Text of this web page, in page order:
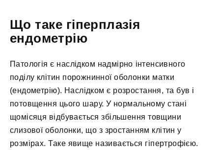
Що таке гіперплазія
ендометрію
Патологія є наслідком надмірно інтенсивного
поділу клітин порожнинної оболонки матки
(ендометрію). Наслідком є розростання, та був і
потовщення цього шару. У нормальному стані
щомісяця відбувається збільшення товщини
слизової оболонки, що з зростанням клітин у
розмірах. Таке явище називається гіпертрофією.